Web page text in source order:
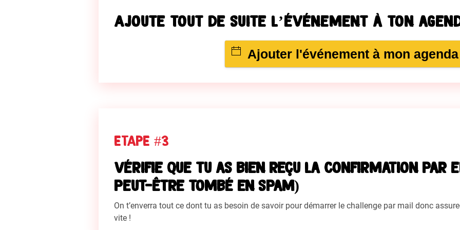
Ajoute tout de suite l’événement à ton
Ajouter l'événement à mon agenda
ETAPE #3
Vérifie que tu as bien reçu la confirmation par
peut-être tombé en spam)
On t’enverra tout ce dont tu as besoin de savoir pour démarrer le challenge par mail donc
vite !